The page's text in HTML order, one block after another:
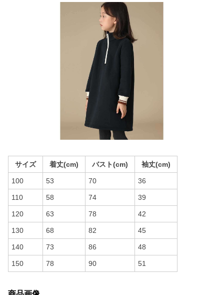
サイズ 着丈(cm) バスト(cm) 袖丈(cm)
100 53 70 36
110 58 74 39
120 63 78 42
130 68 82 45
140 73 86 48
150 78 90 51